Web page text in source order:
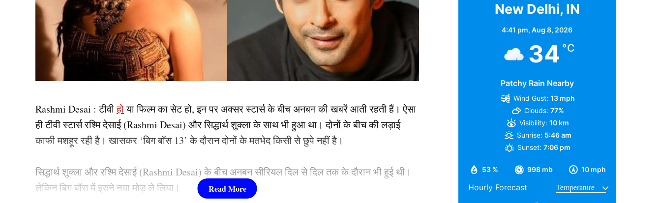
Rashmi Desai : टीवीहोया फिल्म का सेट हो, इन पर अक्सर स्टार्स के बीच अनबन की खबरें आती रहती हैं। ऐसा
ही टीवी स्टार्स रश्मि देसाई (Rashmi Desai) और सिद्धार्थ शुक्ला के साथ भी हुआ था। दोनों के बीच की लड़ाई
काफी मशहूर रही है। खासकर ‘बिग बॉस 13’ के दौरान दोनों के मतभेद किसी से छुपे नहीं है।
सिद्धार्थ शुक्ला और रश्मि देसाई (Rashmi Desai) के बीच अनबन सीरियल दिल से दिल तक के दौरान भी हुई थी।
लेकिन बिग बॉस में इसने नया मोड़ ले लिया।
New Delhi, IN
4:41 pm, Aug 8, 2026
34 °C
Patchy Rain Nearby
53 % 998 mb 10 mph
Wind Gust: 13 mph
Clouds: 77%
Visibility: 10 km
Sunrise: 5:46 am
Sunset: 7:06 pm
Hourly Forecast